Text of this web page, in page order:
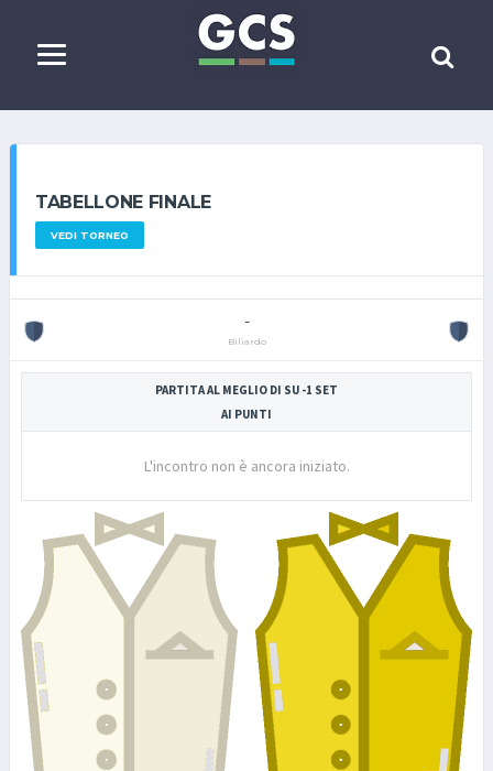
TABELLONE FINALE
VEDI TORNEO
-
Biliardo
PARTITA AL MEGLIO DI SU -1 SET
AI PUNTI
L'incontro non è ancora iniziato.